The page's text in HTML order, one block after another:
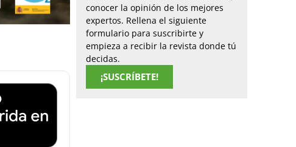
conocer la opinión de los mejores
expertos. Rellena el siguiente
formulario para suscribirte y
empieza a recibir la revista donde tú
decidas.
¡SUSCRÍBETE!